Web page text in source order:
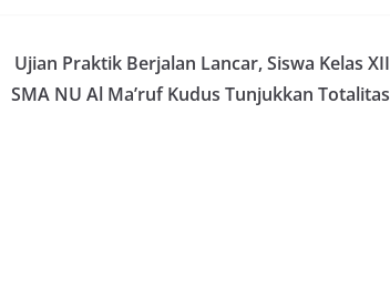
Ujian Praktik Berjalan Lancar, Siswa Kelas XII
SMA NU Al Ma’ruf Kudus Tunjukkan Totalitas